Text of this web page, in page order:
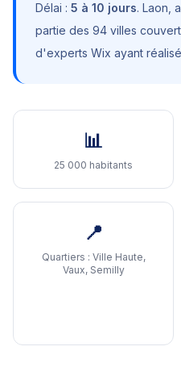
Délai : 5 à 10 jours. Laon ,
partie des 94 villes
d'experts Wix ayant
📊
25 000 habitants
📍
Quartiers : Ville Haute,
Vaux, Semilly